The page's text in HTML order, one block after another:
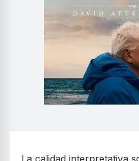
La calidad interpretativa